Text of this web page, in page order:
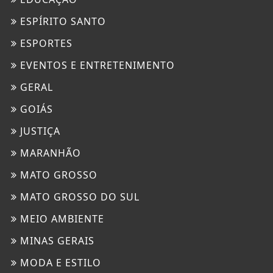
ESPÍRITO SANTO
ESPORTES
EVENTOS E ENTRETENIMENTO
GERAL
GOIÁS
JUSTIÇA
MARANHÃO
MATO GROSSO
MATO GROSSO DO SUL
MEIO AMBIENTE
MINAS GERAIS
MODA E ESTILO